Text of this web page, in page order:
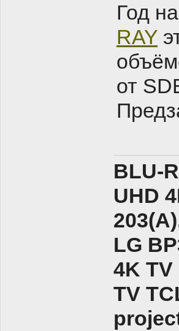
Год
RAY
от
BLU-
UHD
LG
4K TV
TV